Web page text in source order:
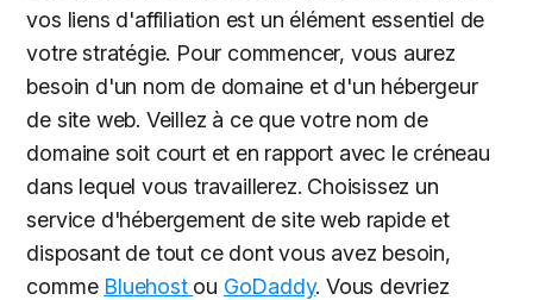
vos liens d'affiliation est un élément essentiel de
votre stratégie. Pour commencer, vous aurez
besoin d'un nom de domaine et d'un hébergeur
de site web. Veillez à ce que votre nom de
domaine soit court et en rapport avec le créneau
dans lequel vous travaillerez. Choisissez un
service d'hébergement de site web rapide et
disposant de tout ce dont vous avez besoin,
comme Bluehost ou GoDaddy. Vous devriez